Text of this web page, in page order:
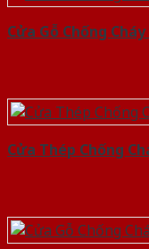
Cửa Gỗ Chống
Cửa Thép Chống